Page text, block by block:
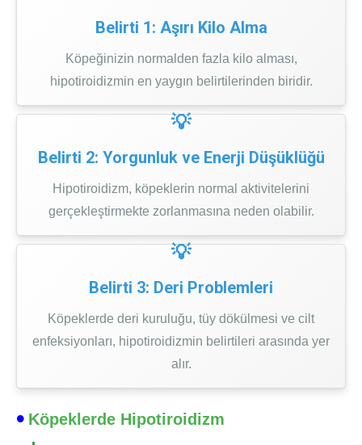
Belirti 1: Aşırı Kilo Alma
Köpeğinizin normalden fazla kilo alması,
hipotiroidizmin en yaygın belirtilerinden biridir.
Belirti 2: Yorgunluk ve Enerji Düşüklüğü
Hipotiroidizm, köpeklerin normal aktivitelerini
gerçekleştirmekte zorlanmasına neden olabilir.
Belirti 3: Deri Problemleri
Köpeklerde deri kuruluğu, tüy dökülmesi ve cilt
enfeksiyonları, hipotiroidizmin belirtileri arasında yer
alır.
Köpeklerde Hipotiroidizm